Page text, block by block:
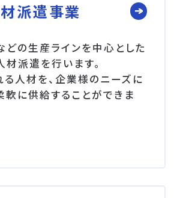
派遣事業
どの生産ラインを中心とした
派遣を行います。
人材を、企業様のニーズに
軟に供給することができま